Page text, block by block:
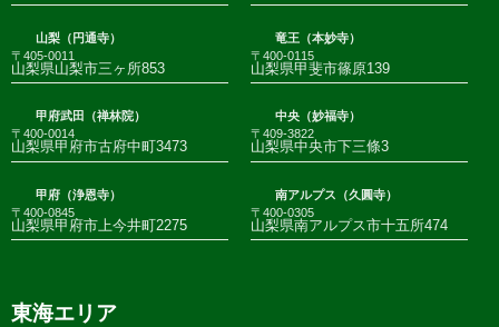
山梨（円通寺）
〒405-0011
山梨県山梨市三ヶ所853
竜王（本妙寺）
〒400-0115
山梨県甲斐市篠原139
甲府武田（禅林院）
〒400-0014
山梨県甲府市古府中町3473
中央（妙福寺）
〒409-3822
山梨県中央市下三條3
甲府（浄恩寺）
〒400-0845
山梨県甲府市上今井町2275
南アルプス（久圓寺）
〒400-0305
山梨県南アルプス市十五所474
東海エリア